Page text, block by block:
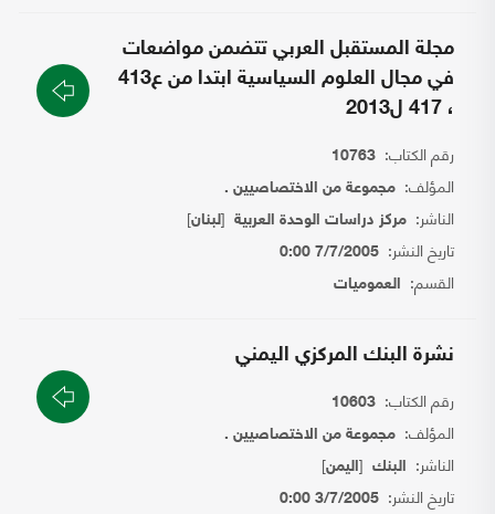
مجلة المستقبل العربي تتضمن مواضعات
في مجال العلوم السياسية ابتدا من ع413
، 417 ل2013
رقم الكتاب: 10763
المؤلف: مجموعة من الاختصاصيين .
الناشر: مركز دراسات الوحدة العربية [لبنان]
تاريخ النشر: 7/7/2005 0:00
القسم: العموميات
نشرة البنك المركزي اليمني
رقم الكتاب: 10603
المؤلف: مجموعة من الاختصاصيين .
الناشر: البنك [اليمن]
تاريخ النشر: 3/7/2005 0:00